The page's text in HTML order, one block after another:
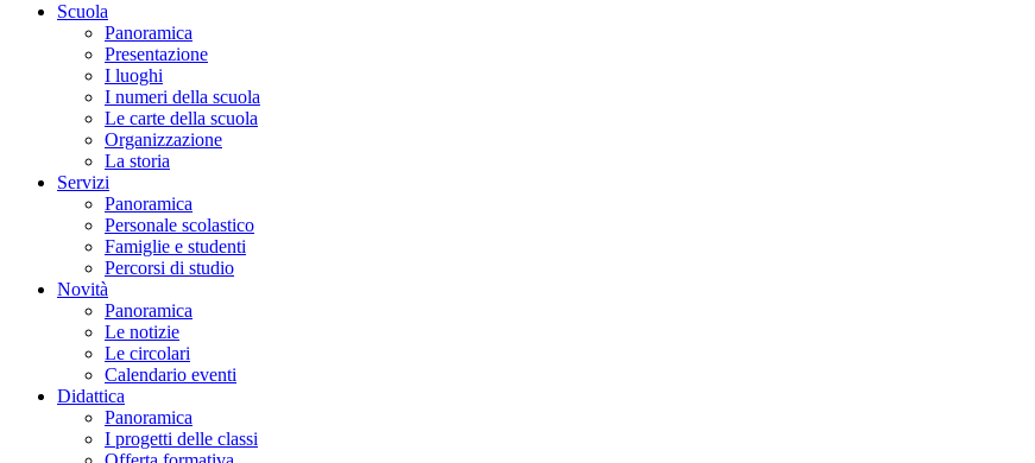
Scuola
Panoramica
Presentazione
I luoghi
I numeri della scuola
Le carte della scuola
Organizzazione
La storia
Servizi
Panoramica
Personale scolastico
Famiglie e studenti
Percorsi di studio
Novità
Panoramica
Le notizie
Le circolari
Calendario eventi
Didattica
Panoramica
I progetti delle classi